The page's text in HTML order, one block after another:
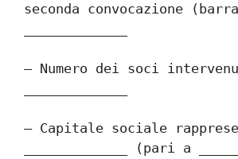
seconda convocazione
– Numero dei soci
– Capitale sociale
_____________ (pari a